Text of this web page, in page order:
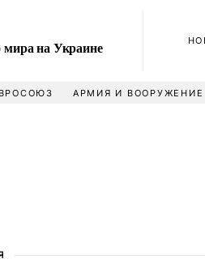
на Украине
АРМИЯ И ВООРУЖЕНИЕ